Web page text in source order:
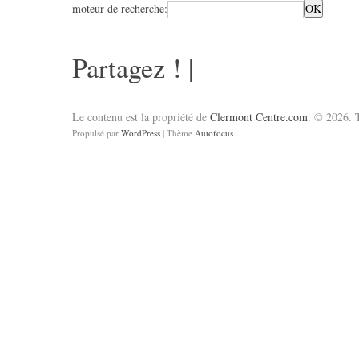
moteur de recherche:
Partagez ! |
Le contenu est la propriété de Clermont Centre.com. © 2026.
Propulsé par WordPress | Thème Autofocus